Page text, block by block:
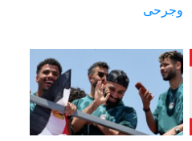
وجرحى